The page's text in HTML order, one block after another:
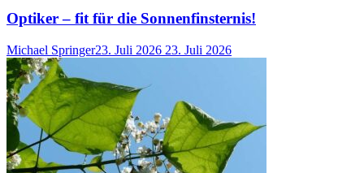
Optiker – fit für die Sonnenfinsternis!
Michael Springer23. Juli 2026 23. Juli 2026